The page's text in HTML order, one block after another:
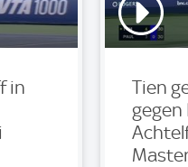
in
Tien
gegen